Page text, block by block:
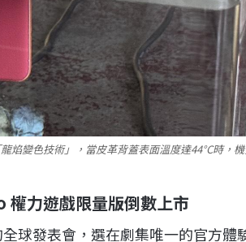
焰變色技術」，當皮革背蓋表面溫度達44°C時，
權力遊戲限量版倒數上市
球發表會，選在劇集唯一的官方體